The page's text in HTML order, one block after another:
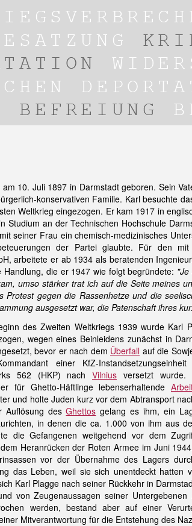
10. Juli 1897 in Darmstadt geboren. Sein
konservativen Familie. Karl besuchte
Weltkrieg eingezogen. Er kam 1917 in
Studium an der Technischen Hochschule
seiner Frau ein chemisch-medizinisches
der Partei glaubte. Für den
arbeitete er ab 1934 als beratenden
Handlung, die er 1947 wie folgt begründete: "Je
umso stärker trat ich auf die Seite meines
Protest gegen die Rassenhetze und die
ausgesetzt war, die Patenschaft ihres
des Zweiten Weltkriegs 1939 wurde Karl
wegen eines Beinleidens zunächst in
bevor er nach dem Überfall auf die
einer KfZ-
562 (HKP) nach Vilnius versetzt wurde.
für Ghetto-Häftlinge lebenserhaltende
und holte Juden kurz vor dem Abtransport
Auflösung desGhettos gelang es ihm, ein
in denen die ca. 1.000 von ihm aus
die Gefangenen weitgehend vor dem
Heranrücken der Roten Armee im Juni
vor der Übernahme des Lagers
das Leben, weil sie sich unentdeckt hatten
Karl Plagge nach seiner Rückkehr in
von Zeugenaussagen seiner
werden, bestand aber auf einer
Mitverantwortung für die Entstehung des